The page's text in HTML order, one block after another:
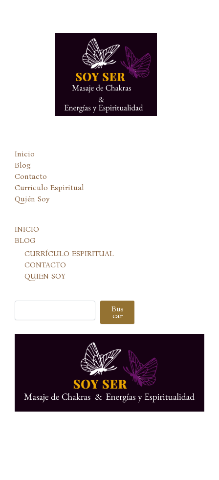
Inicio
Blog
Contacto
Currículo Espiritual
Quién Soy
INICIO
BLOG
CURRÍCULO ESPIRITUAL
CONTACTO
QUIEN SOY
Buscar Bus
car